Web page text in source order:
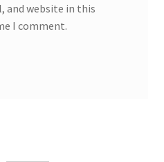
and website in this
I comment.